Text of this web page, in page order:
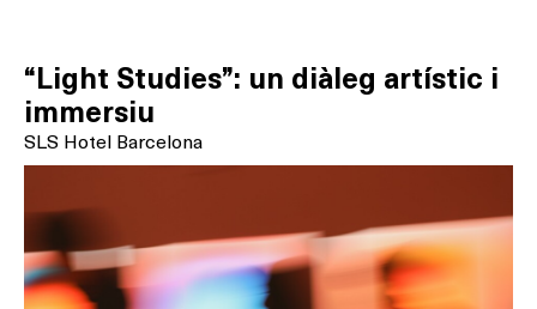
“Light Studies”: un diàleg artístic i
immersiu
SLS Hotel Barcelona